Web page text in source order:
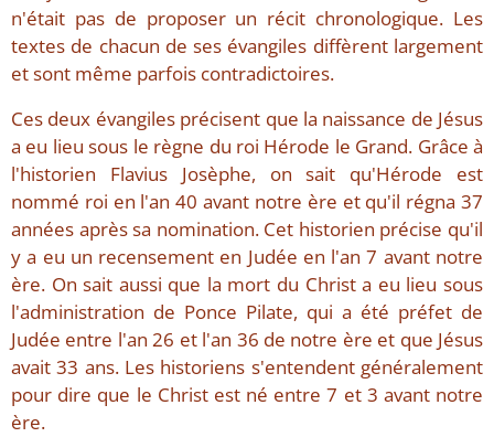
n'était pas de proposer un récit chronologique. Les
textes de chacun de ses évangiles diffèrent largement
et sont même parfois contradictoires.
Ces deux évangiles précisent que la naissance de Jésus
a eu lieu sous le règne du roi Hérode le Grand. Grâce à
l'historien Flavius Josèphe, on sait qu'Hérode est
nommé roi en l'an 40 avant notre ère et qu'il régna 37
années après sa nomination. Cet historien précise qu'il
y a eu un recensement en Judée en l'an 7 avant notre
ère. On sait aussi que la mort du Christ a eu lieu sous
l'administration de Ponce Pilate, qui a été préfet de
Judée entre l'an 26 et l'an 36 de notre ère et que Jésus
avait 33 ans. Les historiens s'entendent généralement
pour dire que le Christ est né entre 7 et 3 avant notre
ère.